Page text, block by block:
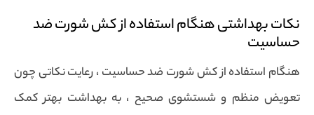
نکات بهداشتی هنگام استفاده از کش شورت ضد
حساسیت
هنگام استفاده از کش شورت ضد حساسیت ، رعایت نکاتی چون
تعویض منظم و شستشوی صحیح ، به بهداشت بهتر کمک